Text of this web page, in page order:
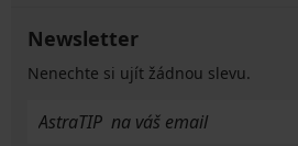
Newsletter
Nenechte si ujít žádnou slevu.